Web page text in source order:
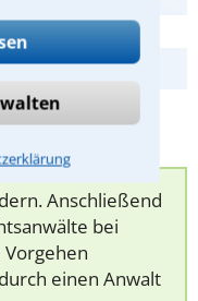
Anschließend
bei
einen Anwalt